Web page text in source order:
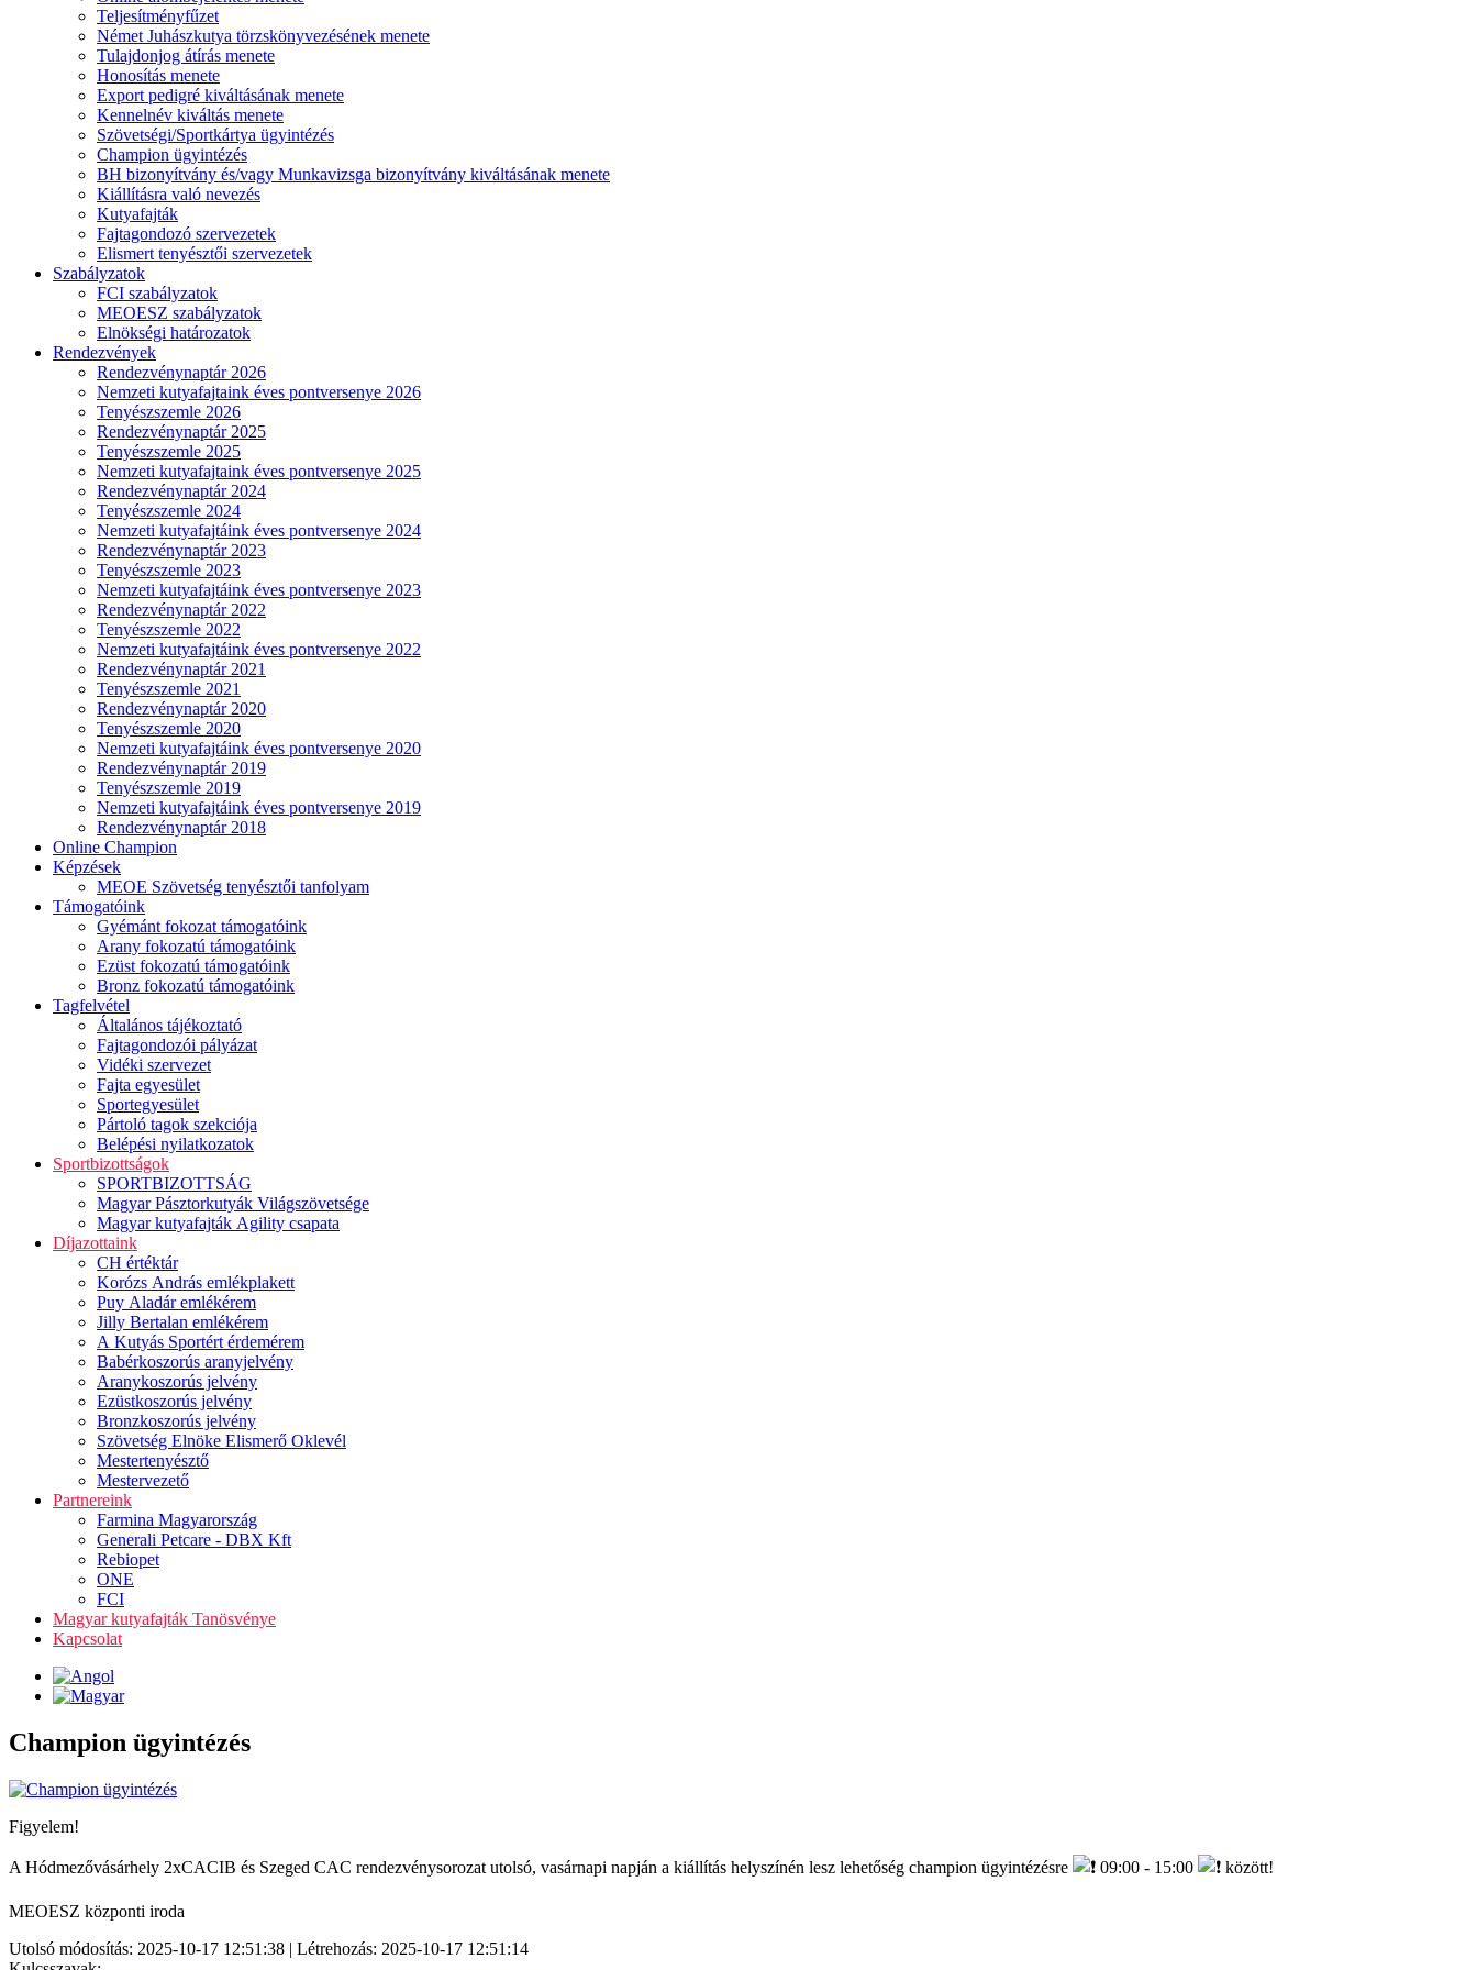
Teljesítményfűzet
Német Juhászkutya törzskönyvezésének menete
Tulajdonjog átírás menete
Honosítás menete
Export pedigré kiváltásának menete
Kennelnév kiváltás menete
Szövetségi/Sportkártya ügyintézés
Champion ügyintézés
BH bizonyítvány és/vagy Munkavizsga bizonyítvány kiváltásának menete
Kiállításra való nevezés
Kutyafajták
Fajtagondozó szervezetek
Elismert tenyésztői szervezetek
Szabályzatok
FCI szabályzatok
MEOESZ szabályzatok
Elnökségi határozatok
Rendezvények
Rendezvénynaptár 2026
Nemzeti kutyafajtaink éves pontversenye 2026
Tenyészszemle 2026
Rendezvénynaptár 2025
Tenyészszemle 2025
Nemzeti kutyafajtaink éves pontversenye 2025
Rendezvénynaptár 2024
Tenyészszemle 2024
Nemzeti kutyafajtáink éves pontversenye 2024
Rendezvénynaptár 2023
Tenyészszemle 2023
Nemzeti kutyafajtáink éves pontversenye 2023
Rendezvénynaptár 2022
Tenyészszemle 2022
Nemzeti kutyafajtáink éves pontversenye 2022
Rendezvénynaptár 2021
Tenyészszemle 2021
Rendezvénynaptár 2020
Tenyészszemle 2020
Nemzeti kutyafajtáink éves pontversenye 2020
Rendezvénynaptár 2019
Tenyészszemle 2019
Nemzeti kutyafajtáink éves pontversenye 2019
Rendezvénynaptár 2018
Online Champion
Képzések
MEOE Szövetség tenyésztői tanfolyam
Támogatóink
Gyémánt fokozat támogatóink
Arany fokozatú támogatóink
Ezüst fokozatú támogatóink
Bronz fokozatú támogatóink
Tagfelvétel
Általános tájékoztató
Fajtagondozói pályázat
Vidéki szervezet
Fajta egyesület
Sportegyesület
Pártoló tagok szekciója
Belépési nyilatkozatok
Sportbizottságok
SPORTBIZOTTSÁG
Magyar Pásztorkutyák Világszövetsége
Magyar kutyafajták Agility csapata
Díjazottaink
CH értéktár
Korózs András emlékplakett
Puy Aladár emlékérem
Jilly Bertalan emlékérem
A Kutyás Sportért érdemérem
Babérkoszorús aranyjelvény
Aranykoszorús jelvény
Ezüstkoszorús jelvény
Bronzkoszorús jelvény
Szövetség Elnöke Elismerő Oklevél
Mestertenyésztő
Mestervezető
Partnereink
Farmina Magyarország
Generali Petcare - DBX Kft
Rebiopet
ONE
FCI
Magyar kutyafajták Tanösvénye
Kapcsolat
Champion ügyintézés
Figyelem!
A Hódmezővásárhely 2xCACIB és Szeged CAC rendezvénysorozat utolsó, vasárnapi napján a kiállítás helyszínén lesz lehetőség champion ügyintézésre 09:00 - 15:00 között!
MEOESZ központi iroda
Utolsó módosítás: 2025-10-17 12:51:38 | Létrehozás: 2025-10-17 12:51:14